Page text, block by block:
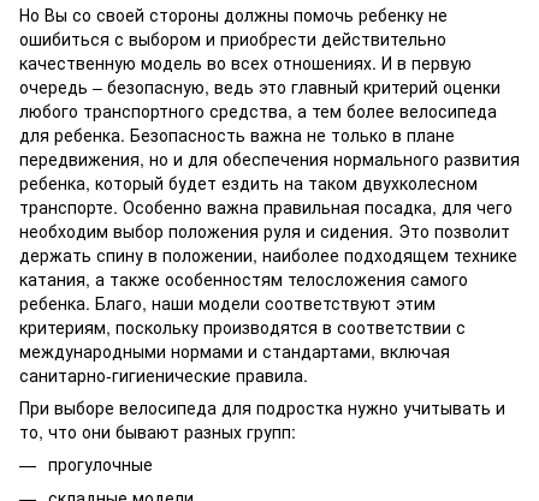
Но Вы со своей стороны должны помочь ребенку не
ошибиться с выбором и приобрести действительно
качественную модель во всех отношениях. И в первую
очередь – безопасную, ведь это главный критерий оценки
любого транспортного средства, а тем более велосипеда
для ребенка. Безопасность важна не только в плане
передвижения, но и для обеспечения нормального развития
ребенка, который будет ездить на таком двухколесном
транспорте. Особенно важна правильная посадка, для чего
необходим выбор положения руля и сидения. Это позволит
держать спину в положении, наиболее подходящем технике
катания, а также особенностям телосложения самого
ребенка. Благо, наши модели соответствуют этим
критериям, поскольку производятся в соответствии с
международными нормами и стандартами, включая
санитарно-гигиенические правила.
При выборе велосипеда для подростка нужно учитывать и
то, что они бывают разных групп:
прогулочные